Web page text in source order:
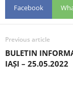
Facebook
Previous article
BULETIN
IAȘI – 25.05.2022